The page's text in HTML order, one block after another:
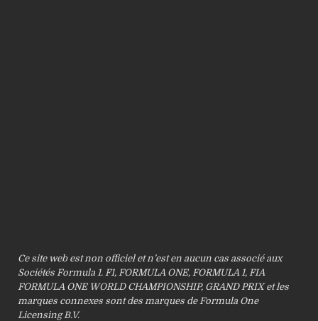
Ce site web est non officiel et n’est en aucun cas associé aux
Sociétés Formula 1. F1, FORMULA ONE, FORMULA 1, FIA
FORMULA ONE WORLD CHAMPIONSHIP, GRAND PRIX et les
marques connexes sont des marques de Formula One
Licensing B.V.